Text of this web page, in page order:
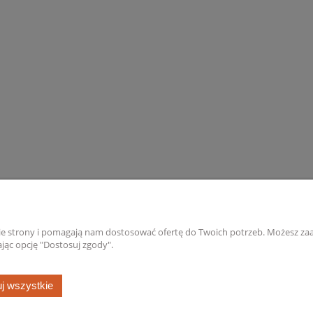
Moje konto Gwarancja i
strony i pomagają nam dostosować ofertę do Twoich potrzeb. Możesz
opcję "Dostosuj zgody".
wszystkie